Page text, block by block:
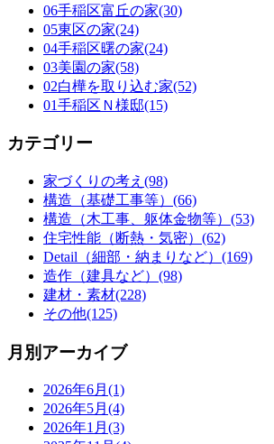
06手稲区富丘の家(30)
05東区の家(24)
04手稲区曙の家(24)
03美園の家(58)
02白樺を取り込む家(52)
01手稲区Ｎ様邸(15)
カテゴリー
家づくりの考え(98)
構造（基礎工事等）(66)
構造（木工事、躯体金物等）(53)
住宅性能（断熱・気密）(62)
Detail（細部・納まりなど）(169)
造作（建具など）(98)
建材・素材(228)
その他(125)
月別アーカイブ
2026年6月(1)
2026年5月(4)
2026年1月(3)